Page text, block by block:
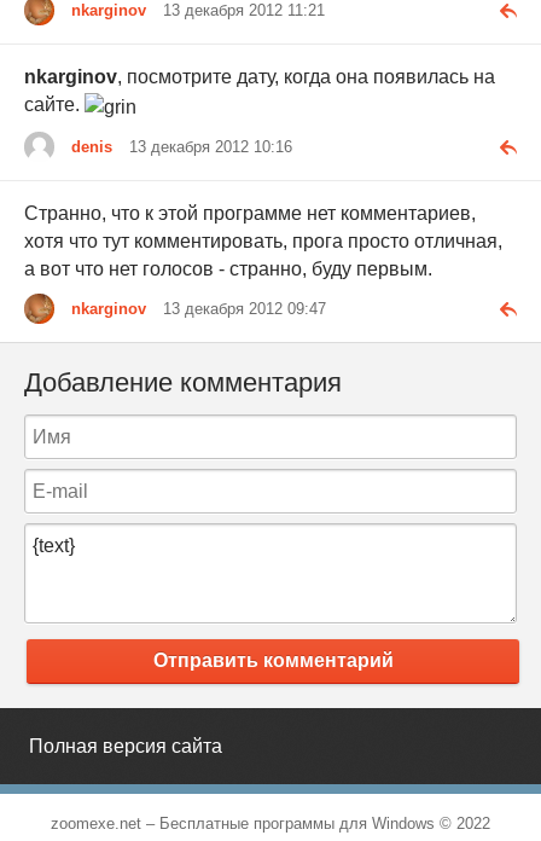
nkarginov 13 декабря 2012 11:21
nkarginov, посмотрите дату, когда она появилась на
сайте.
denis 13 декабря 2012 10:16
Странно, что к этой программе нет комментариев,
хотя что тут комментировать, прога просто отличная,
а вот что нет голосов - странно, буду первым.
nkarginov 13 декабря 2012 09:47
Добавление комментария
Отправить комментарий
Полная версия сайта
zoomexe.net – Бесплатные программы для Windows © 2022